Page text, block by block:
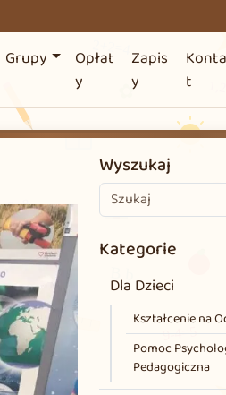
Grupy
Opłat
y
Zapis
y
t
Wyszukaj
Kategorie
Dla Dzieci
Kształcenie na
Pomoc
Pedagogiczna